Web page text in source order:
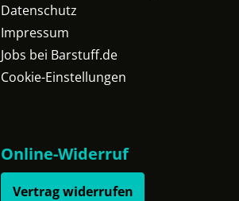
Datenschutz
Impressum
Jobs bei Barstuff.de
Cookie-Einstellungen
Online-Widerruf
Vertrag widerrufen